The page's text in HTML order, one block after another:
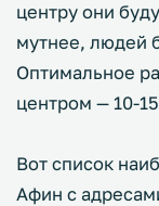
центру они
мутнее, людей
Оптимальное
центром — 10-
Вот список
Афин с